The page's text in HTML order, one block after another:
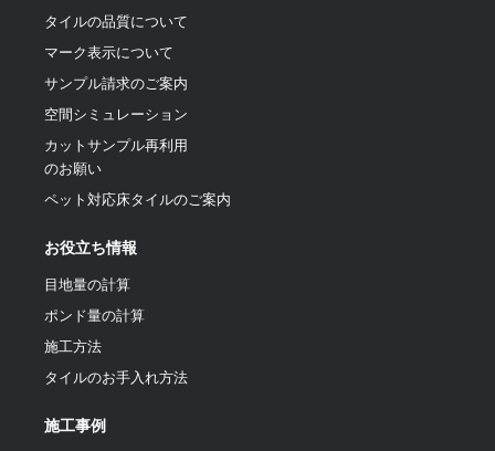
タイルの品質について
マーク表示について
サンプル請求のご案内
空間シミュレーション
カットサンプル再利用
のお願い
ペット対応床タイルのご案内
お役立ち情報
目地量の計算
ポンド量の計算
施工方法
タイルのお手入れ方法
施工事例